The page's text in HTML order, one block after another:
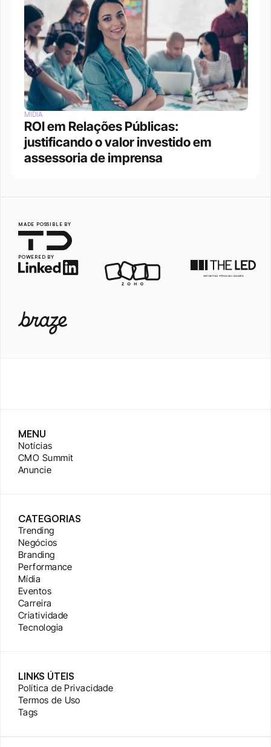
MÍDIA
ROI em Relações Públicas:
justificando o valor investido em
assessoria de imprensa
MADE POSSIBLE BY
POWERED BY
MENU
Notícias
CMO Summit
Anuncie
CATEGORIAS
Trending
Negócios
Branding
Performance
Mídia
Eventos
Carreira
Criatividade
Tecnologia
LINKS ÚTEIS
Política de Privacidade
Termos de Uso
Tags